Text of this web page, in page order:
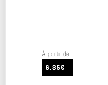
À partir de
6.35€